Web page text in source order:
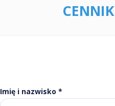
CENNIK
Imię i nazwisko *